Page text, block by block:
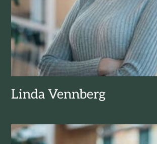
Linda Vennberg